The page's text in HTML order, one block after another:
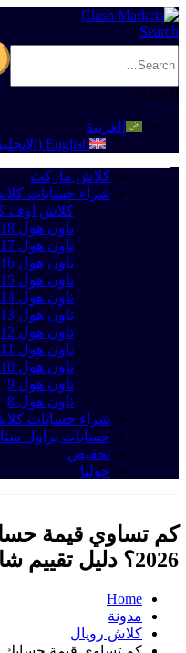
Search
0Cart 0
العربية
English
(
كلاش ماركت
شراء حسابات
كلاش اوف
تاون هول 18
تاون هول 17
تاون هول 16
تاون هول 15
تاون هول 14
تاون هول 13
تاون هول 12
تاون هول 11
تاون هول 10
تاون هول 9
تاون هول 8
شراء حسابات
حسابات براول
تخفيض
حولنا
كم تساوي قيمة
2026؟ دليل تقييم شامل
Home
مدونة
کلاش رویال